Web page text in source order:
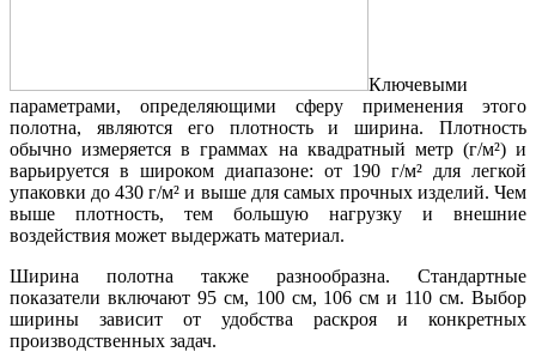
Ключевыми
параметрами, определяющими сферу применения этого
полотна, являются его плотность и ширина. Плотность
обычно измеряется в граммах на квадратный метр (г/м²) и
варьируется в широком диапазоне: от 190 г/м² для легкой
упаковки до 430 г/м² и выше для самых прочных изделий. Чем
выше плотность, тем большую нагрузку и внешние
воздействия может выдержать материал.
Ширина полотна также разнообразна. Стандартные
показатели включают 95 см, 100 см, 106 см и 110 см. Выбор
ширины зависит от удобства раскроя и конкретных
производственных задач.